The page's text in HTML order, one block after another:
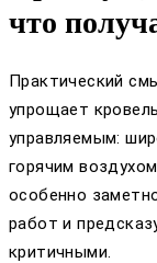
что
Практический
упрощает
управляемым:
горячим
особенно
работ и
критичными.